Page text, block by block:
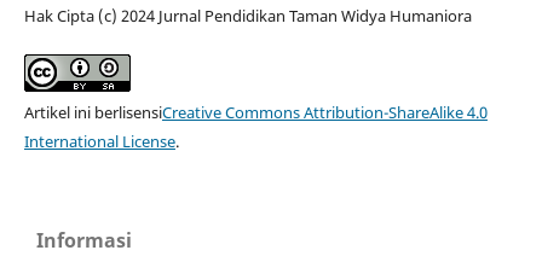
Hak Cipta (c) 2024 Jurnal Pendidikan Taman Widya Humaniora
Artikel ini berlisensiCreative Commons Attribution-ShareAlike 4.0
International License.
Informasi